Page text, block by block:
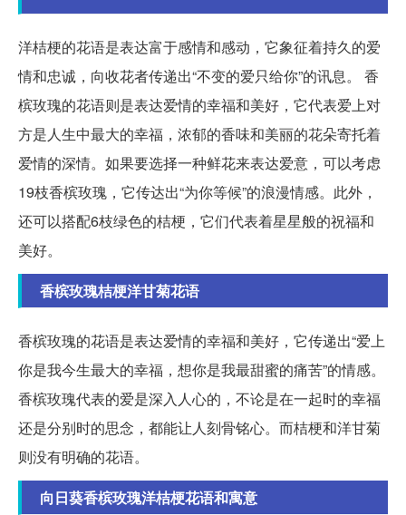
洋桔梗的花语是表达富于感情和感动，它象征着持久的爱
情和忠诚，向收花者传递出“不变的爱只给你”的讯息。 香
槟玫瑰的花语则是表达爱情的幸福和美好，它代表爱上对
方是人生中最大的幸福，浓郁的香味和美丽的花朵寄托着
爱情的深情。如果要选择一种鲜花来表达爱意，可以考虑
19枝香槟玫瑰，它传达出“为你等候”的浪漫情感。此外，
还可以搭配6枝绿色的桔梗，它们代表着星星般的祝福和
美好。
香槟玫瑰桔梗洋甘菊花语
香槟玫瑰的花语是表达爱情的幸福和美好，它传递出“爱上
你是我今生最大的幸福，想你是我最甜蜜的痛苦”的情感。
香槟玫瑰代表的爱是深入人心的，不论是在一起时的幸福
还是分别时的思念，都能让人刻骨铭心。而桔梗和洋甘菊
则没有明确的花语。
向日葵香槟玫瑰洋桔梗花语和寓意